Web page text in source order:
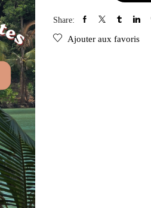
Share:
Ajouter aux favoris